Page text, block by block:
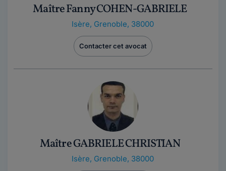
Maître Fanny COHEN-GABRIELE
Isère, Grenoble, 38000
Contacter cet avocat
Maître GABRIELE CHRISTIAN
Isère, Grenoble, 38000